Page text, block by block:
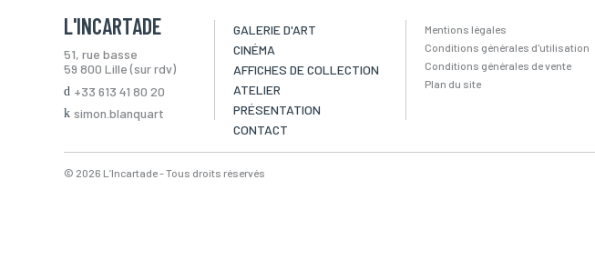
L'INCARTADE
51, rue basse
59 800 Lille (sur rdv)
+33 613 41 80 20
simon.blanquart
GALERIE D'ART
CINÉMA
AFFICHES DE COLLECTION
ATELIER
PRÉSENTATION
CONTACT
Mentions légales
Conditions générales d'utilisation
Conditions générales de vente
Plan du site
© 2026 L’Incartade - Tous droits réservés